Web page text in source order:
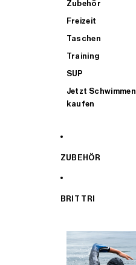
Zubehör
Freizeit
Taschen
Training
SUP
Jetzt Schwimmen
kaufen
ZUBEHÖR
BRIT TRI